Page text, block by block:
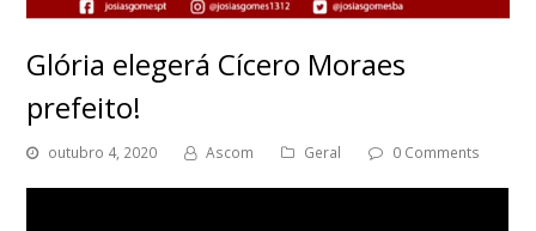
Glória elegerá Cícero Moraes
prefeito!
outubro 4, 2020 Ascom Geral 0 Comments